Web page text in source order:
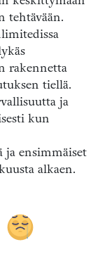
tehtävään.
rakennetta
tiellä.
ja
kun
ja ensimmäiset
alkaen.